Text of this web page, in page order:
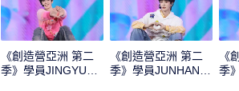
《創造營亞洲 第二
季》學員JINGYU的
《創造營亞洲 第二
季》學員JUNHAN的
《
季